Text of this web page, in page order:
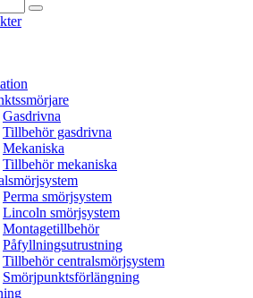
Gasdrivna
Tillbehör gasdrivna
Mekaniska
Tillbehör mekaniska
Perma smörjsystem
Lincoln smörjsystem
Montagetillbehör
Påfyllningsutrustning
Tillbehör centralsmörjsystem
Smörjpunktsförlängning